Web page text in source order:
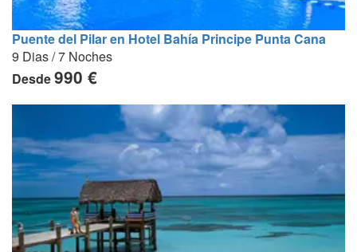
Puente del Pilar en Hotel Bahía Principe Punta Cana
9 Dias / 7 Noches
Desde990 €